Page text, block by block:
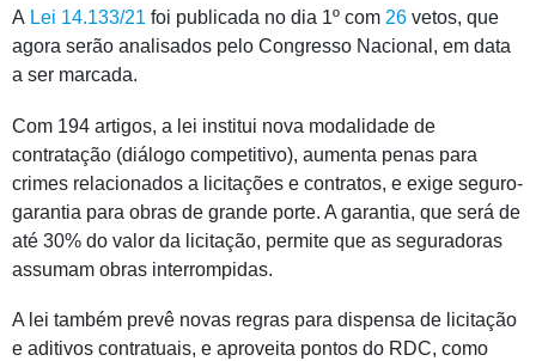
A Lei 14.133/21 foi publicada no dia 1º com 26 vetos, que
agora serão analisados pelo Congresso Nacional, em data
a ser marcada.
Com 194 artigos, a lei institui nova modalidade de
contratação (diálogo competitivo), aumenta penas para
crimes relacionados a licitações e contratos, e exige seguro-
garantia para obras de grande porte. A garantia, que será de
até 30% do valor da licitação, permite que as seguradoras
assumam obras interrompidas.
A lei também prevê novas regras para dispensa de licitação
e aditivos contratuais, e aproveita pontos do RDC, como